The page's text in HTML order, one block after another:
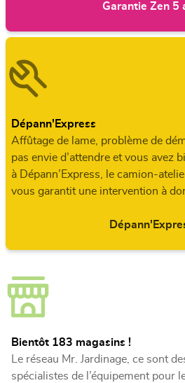
Garantie Zen 5
Dépann'Express
Affûtage de lame, problème de
pas envie d’attendre et vous avez
à Dépann’Express, le camion-
vous garantit une intervention à
Bientôt 183 magasins !
Le réseau Mr. Jardinage, ce sont
spécialistes de l’équipement pour